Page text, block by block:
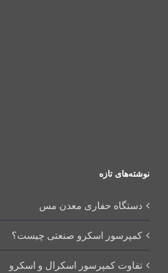
نوشته‌های تازه
دستگاه حفاری معدن مس
کمپرسور اسکرو صنعتی چیست؟
تفاوت کمپرسور اسکرال و اسکرو